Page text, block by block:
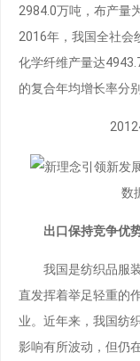
2984.0万吨，布产量
2016年，我国全社会
化学纤维产量达
的复合年均增长率分
数据
出口保持竞争优
我国是纺织品服装
直发挥着举足轻重的
业。近年来，我国纺
影响有所波动，但仍